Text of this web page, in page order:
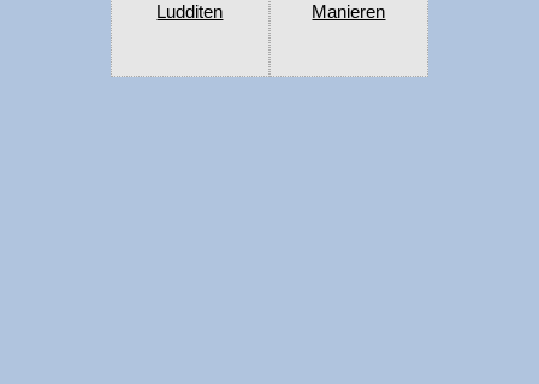
Ludditen Manieren